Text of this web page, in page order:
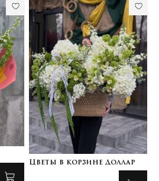
Цветы в корзине Доллар